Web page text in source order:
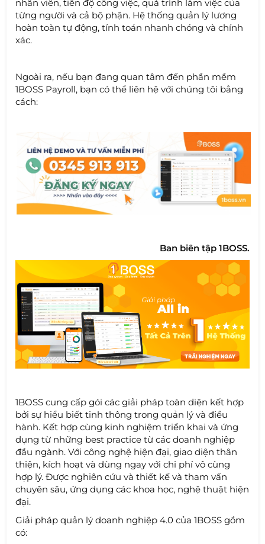
nhân viên, tiến độ công việc, quá trình làm việc của
từng người và cả bộ phận. Hệ thống quản lý lương
hoàn toàn tự động, tính toán nhanh chóng và chính
xác.
Ngoài ra, nếu bạn đang quan tâm đến phần mềm
1BOSS Payroll, bạn có thể liên hệ với chúng tôi bằng
cách:
Ban biên tập 1BOSS.
1BOSS cung cấp gói các giải pháp toàn diện kết hợp
bởi sự hiểu biết tinh thông trong quản lý và điều
hành. Kết hợp cùng kinh nghiệm triển khai và ứng
dụng từ những best practice từ các doanh nghiệp
đầu ngành. Với công nghệ hiện đại, giao diện thân
thiện, kích hoạt và dùng ngay với chi phí vô cùng
hợp lý. Được nghiên cứu và thiết kế và tham vấn
chuyên sâu, ứng dụng các khoa học, nghệ thuật hiện
đại.
Giải pháp quản lý doanh nghiệp 4.0 của 1BOSS gồm
có: